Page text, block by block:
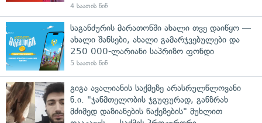
4 საათის წინ
საგანძურის მარათონში ახალი თვე დაიწყო —
ახალი შანსები, ახალი გამარჯვებულები და
250 000-ლარიანი საპრიზო ფონდი
5 საათის წინ
გიგა ავალიანის საქმეზე არასრულწლოვანი
ნ.ი. "ჯანმთელობის ჯგუფურად, განზრახ
მძიმედ დაზიანების წაქეზების" მუხლით